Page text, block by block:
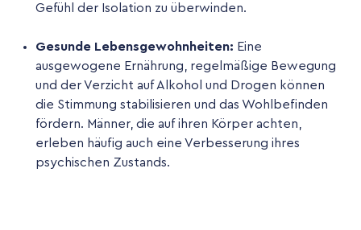
Gefühl der Isolation zu überwinden.
Gesunde Lebensgewohnheiten: Eine
ausgewogene Ernährung, regelmäßige Bewegung
und der Verzicht auf Alkohol und Drogen können
die Stimmung stabilisieren und das Wohlbefinden
fördern. Männer, die auf ihren Körper achten,
erleben häufig auch eine Verbesserung ihres
psychischen Zustands.